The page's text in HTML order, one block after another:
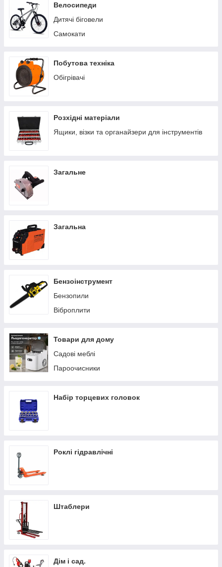
Теплиці/парники
Вольєри
Ручні сівалки
Велосипеди
Дитячі біговели
Самокати
Побутова техніка
Обігрівачі
Розхідні матеріали
Ящики, візки та органайзери для інструментів
Загальне
Загальна
Бензоінструмент
Бензопили
Віброплити
Товари для дому
Садові меблі
Пароочисники
Набір торцевих головок
Роклі гідравлічні
Штаблери
Дім і сад.